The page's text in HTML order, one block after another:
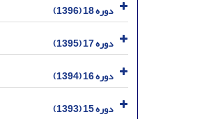
دوره 18 (1396)
دوره 17 (1395)
دوره 16 (1394)
دوره 15 (1393)